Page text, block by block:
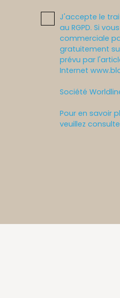
J'accepte le
au RGPD. Si
commerciale
gratuitement
prévu par
Internet
Société
Pour en savoir
veuillez